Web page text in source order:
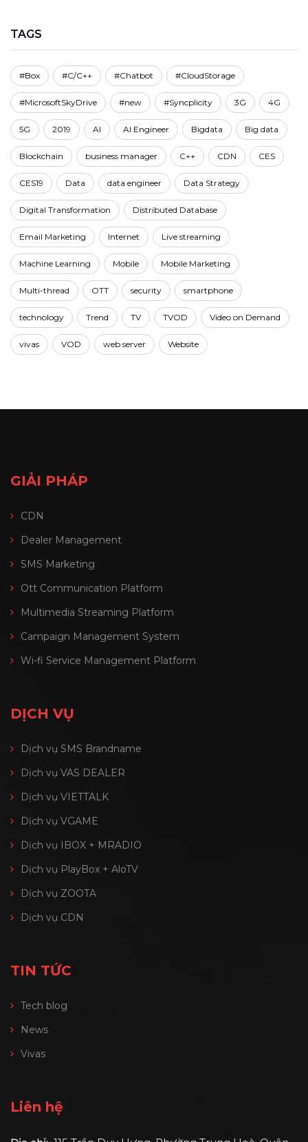
TAGS
#Box #C/C++ #Chatbot #CloudStorage
#MicrosoftSkyDrive #new #Syncplicity 3G 4G
5G 2019 AI AI Engineer Bigdata Big data
Blockchain business manager C++ CDN CES
CES19 Data data engineer Data Strategy
Digital Transformation Distributed Database
Email Marketing Internet Live streaming
Machine Learning Mobile Mobile Marketing
Multi-thread OTT security smartphone
technology Trend TV TVOD Video on Demand
vivas VOD web server Website
GIẢI PHÁP
CDN
Dealer Management
SMS Marketing
Ott Communication Platform
Multimedia Streaming Platform
Campaign Management System
Wi-fi Service Management Platform
DỊCH VỤ
Dịch vụ SMS Brandname
Dịch vụ VAS DEALER
Dịch vụ VIETTALK
Dịch vụ VGAME
Dịch vụ IBOX + MRADIO
Dịch vụ PlayBox + AloTV
Dịch vụ ZOOTA
Dịch vụ CDN
TIN TỨC
Tech blog
News
Vivas
Liên hệ